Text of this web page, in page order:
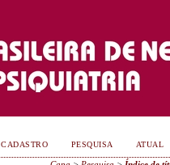
CADASTRO PESQUISA ATUAL